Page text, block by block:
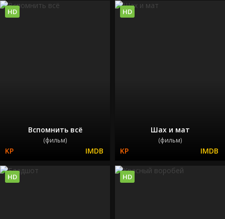
Вспомнить всё
(фильм)
HD
Шах и мат
(фильм)
HD
HD HD